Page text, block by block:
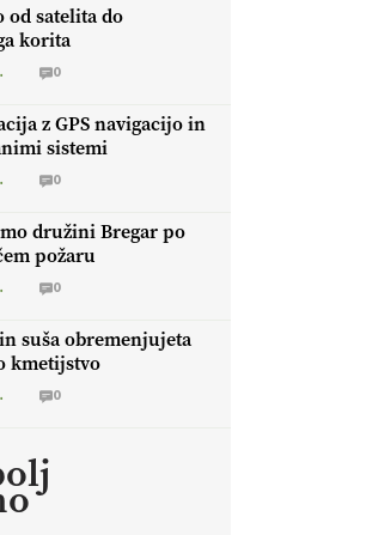
od satelita do
korita
0
z GPS navigacijo in
sistemi
0
družini Bregar po
požaru
0
suša obremenjujeta
kmetijstvo
0